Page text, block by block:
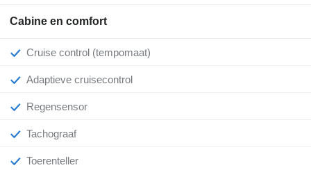
Cabine en comfort
Cruise control (tempomaat)
Adaptieve cruisecontrol
Regensensor
Tachograaf
Toerenteller